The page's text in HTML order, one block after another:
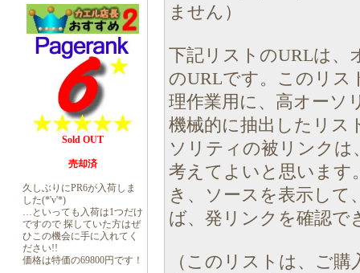
Sold OUT
売却済
久しぶりにPR6が入荷しま
した(*'v'*)
…といっても入荷は1つだけ
ですので 探していた方はぜ
ひこの機会に手に入れてく
ださい!!
価格は特価の69800円です！
ません）
下記リストのURLは
のURLです。このリス
理作業用に、高オーソ
機械的に抽出したリス
ソリティの被リンク
考えてよいと思います
き、ソースを表示して
ば、発リンクを確認で
（このリストは、ご